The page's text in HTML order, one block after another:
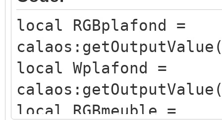
local RGBplafond =
local Wplafond =
local RGBmeuble =